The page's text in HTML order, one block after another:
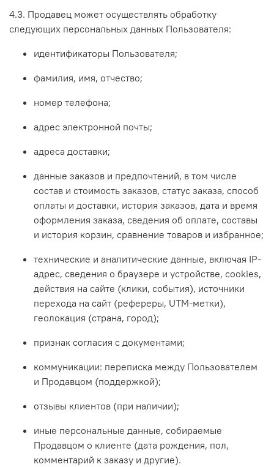
4.3. Продавец может осуществлять обработку
следующих персональных данных Пользователя:
идентификаторы Пользователя;
фамилия, имя, отчество;
номер телефона;
адрес электронной почты;
адреса доставки;
данные заказов и предпочтений, в том числе
состав и стоимость заказов, статус заказа, способ
оплаты и доставки, история заказов, дата и время
оформления заказа, сведения об оплате, составы
и история корзин, сравнение товаров и избранное;
технические и аналитические данные, включая IP-
адрес, сведения о браузере и устройстве, сookies,
действия на сайте (клики, события), источники
перехода на сайт (рефереры, UTM-метки),
геолокация (страна, город);
признак согласия с документами;
коммуникации: переписка между Пользователем
и Продавцом (поддержкой);
отзывы клиентов (при наличии);
иные персональные данные, собираемые
Продавцом о клиенте (дата рождения, пол,
комментарий к заказу и другие).